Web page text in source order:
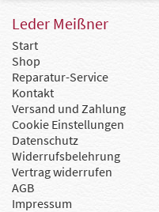
Leder Meißner
Start
Shop
Reparatur-Service
Kontakt
Versand und Zahlung
Cookie Einstellungen
Datenschutz
Widerrufsbelehrung
Vertrag widerrufen
AGB
Impressum